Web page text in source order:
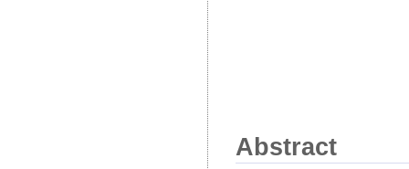
Abstract